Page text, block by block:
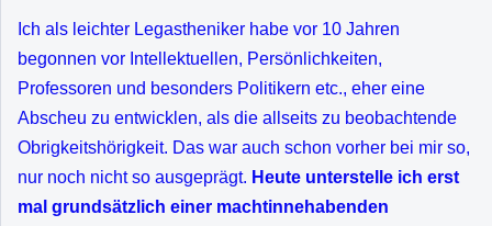
Ich als leichter Legastheniker habe vor 10 Jahren
begonnen vor Intellektuellen, Persönlichkeiten,
Professoren und besonders Politikern etc., eher eine
Abscheu zu entwicklen, als die allseits zu beobachtende
Obrigkeitshörigkeit. Das war auch schon vorher bei mir so,
nur noch nicht so ausgeprägt. Heute unterstelle ich erst
mal grundsätzlich einer machtinnehabenden